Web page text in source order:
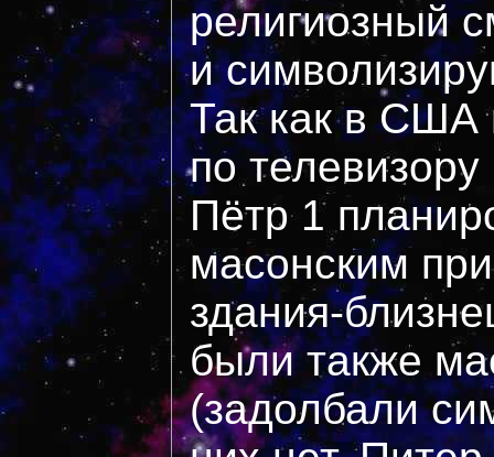
религиозный
и
Так как в США
по
Пётр 1
масонским
здания-
были также
(задолбали